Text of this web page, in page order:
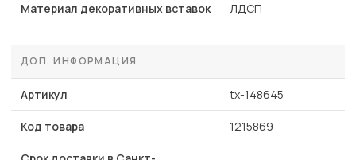
Материал декоративных вставок ЛДСП
ДОП. ИНФОРМАЦИЯ
Артикул tx-148645
Код товара 1215869